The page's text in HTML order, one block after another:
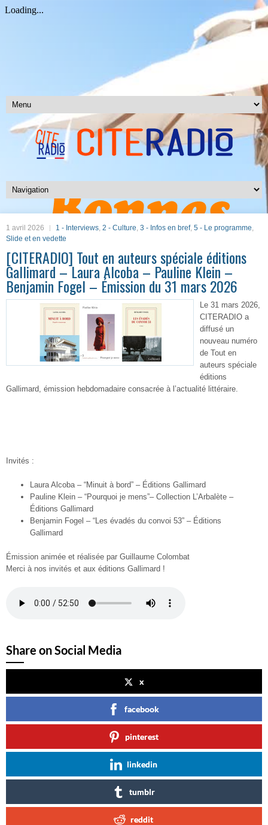
1 avril 2026 1 - Interviews, 2 - Culture, 3 - Infos en bref, 5 - Le programme,
Slide et en vedette
[CITERADIO] Tout en auteurs spéciale éditions
Gallimard – Laura Alcoba – Pauline Klein –
Benjamin Fogel – Émission du 31 mars 2026
Le 31 mars 2026,
CITERADIO a
diffusé un
nouveau numéro
de Tout en
auteurs spéciale
éditions
Gallimard, émission hebdomadaire consacrée à l’actualité littéraire.
Invités :
Laura Alcoba –“Minuit à bord” –Éditions Gallimard
Pauline Klein – “Pourquoi je mens”–Collection L’Arbalète –
Éditions Gallimard
Benjamin Fogel – “Les évadés du convoi 53” – Éditions
Gallimard
Émission animée et réalisée par Guillaume Colombat
Merci à nos invités et aux éditions Gallimard !
Share on Social Media
x
facebook
pinterest
linkedin
tumblr
reddit